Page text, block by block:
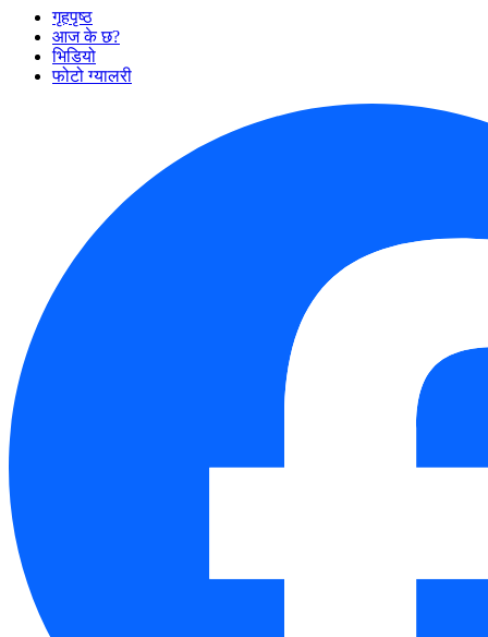
गृहपृष्ठ
आज के छ?
भिडियो
फोटो ग्यालरी